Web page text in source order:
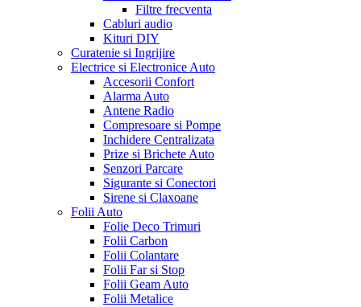
Filtre frecventa
Cabluri audio
Kituri DIY
Curatenie si Ingrijire
Electrice si Electronice Auto
Accesorii Confort
Alarma Auto
Antene Radio
Compresoare si Pompe
Inchidere Centralizata
Prize si Brichete Auto
Senzori Parcare
Sigurante si Conectori
Sirene si Claxoane
Folii Auto
Folie Deco Trimuri
Folii Carbon
Folii Colantare
Folii Far si Stop
Folii Geam Auto
Folii Metalice